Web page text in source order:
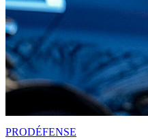
PRODÉFENSE